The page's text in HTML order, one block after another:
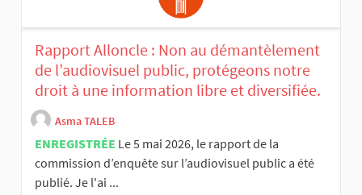
Rapport Alloncle : Non au démantèlement
de l’audiovisuel public, protégeons notre
droit à une information libre et diversifiée.
Asma TALEB
ENREGISTRÉE Le 5 mai 2026, le rapport de la
commission d’enquête sur l’audiovisuel public a été
publié. Je l'ai ...